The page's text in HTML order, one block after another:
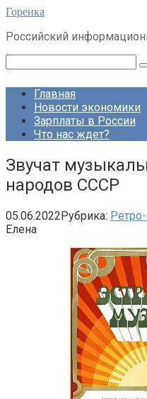
Перейти
контенту
Горенка
Российский
Главная
Новости экономики
Зарплаты в России
Что нас ждет?
Звучат
народов СССР
05.06.2022Рубрика:
Елена